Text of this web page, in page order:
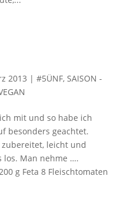
2013 | #5ÜNF, SAISON -
mit und so habe ich
besonders geachtet.
leicht und
los. Man nehme ….
g Feta 8 Fleischtomaten